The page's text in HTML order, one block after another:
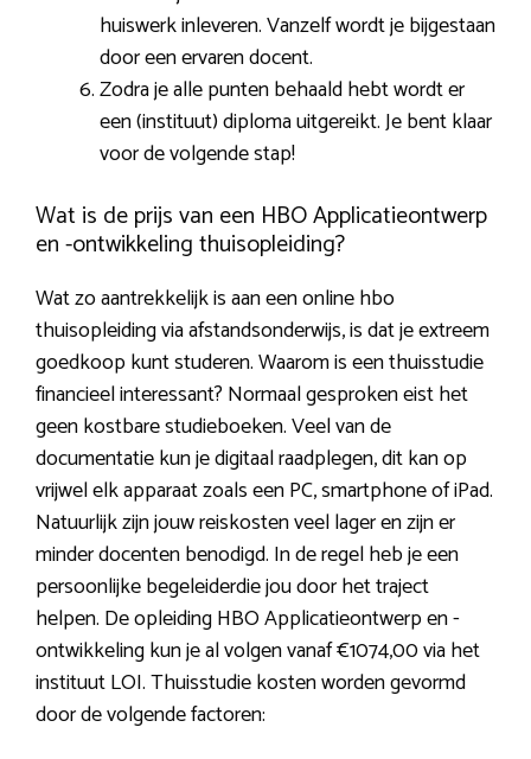
huiswerk inleveren. Vanzelf wordt je bijgestaan
door een ervaren docent.
Zodra je alle punten behaald hebt wordt er
een (instituut) diploma uitgereikt. Je bent klaar
voor de volgende stap!
Wat is de prijs van een HBO Applicatieontwerp
en -ontwikkeling thuisopleiding?
Wat zo aantrekkelijk is aan een online hbo
thuisopleiding via afstandsonderwijs, is dat je extreem
goedkoop kunt studeren. Waarom is een thuisstudie
financieel interessant? Normaal gesproken eist het
geen kostbare studieboeken. Veel van de
documentatie kun je digitaal raadplegen, dit kan op
vrijwel elk apparaat zoals een PC, smartphone of iPad.
Natuurlijk zijn jouw reiskosten veel lager en zijn er
minder docenten benodigd. In de regel heb je een
persoonlijke begeleiderdie jou door het traject
helpen. De opleiding HBO Applicatieontwerp en -
ontwikkeling kun je al volgen vanaf €1074,00 via het
instituut LOI. Thuisstudie kosten worden gevormd
door de volgende factoren: